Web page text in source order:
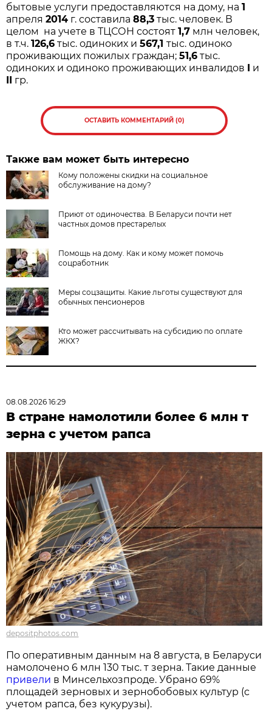
бытовые услуги предоставляются на дому, на1
апреля2014 г. составила88,3 тыс. человек. В
целом на учете в ТЦСОН состоят1,7 млн человек,
в т.ч.126,6 тыс. одиноких и567,1тыс. одиноко
проживающих пожилых граждан;51,6 тыс.
одиноких и одиноко проживающих инвалидов
и
гр.
ОСТАВИТЬ КОММЕНТАРИЙ (0)
Также вам может быть интересно
Кому положены скидки на социальное
обслуживание на дому?
Приют от одиночества. В Беларуси почти нет
частных домов престарелых
Помощь на дому. Как и кому может помочь
соцработник
Меры соцзащиты. Какие льготы существуют для
обычных пенсионеров
Кто может рассчитывать на субсидию по оплате
ЖКХ?
08.08.2026 16:29
В стране намолотили более 6 млн т
зерна с учетом рапса
depositphotos.com
По оперативным данным на 8 августа, в Беларуси
намолочено 6 млн 130 тыс. т зерна. Такие данные
привели в Минсельхозпроде. Убрано 69%
площадей зерновых и зернобобовых культур (с
учетом рапса, без кукурузы).